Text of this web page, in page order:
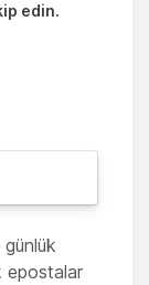
edin.
epostalar